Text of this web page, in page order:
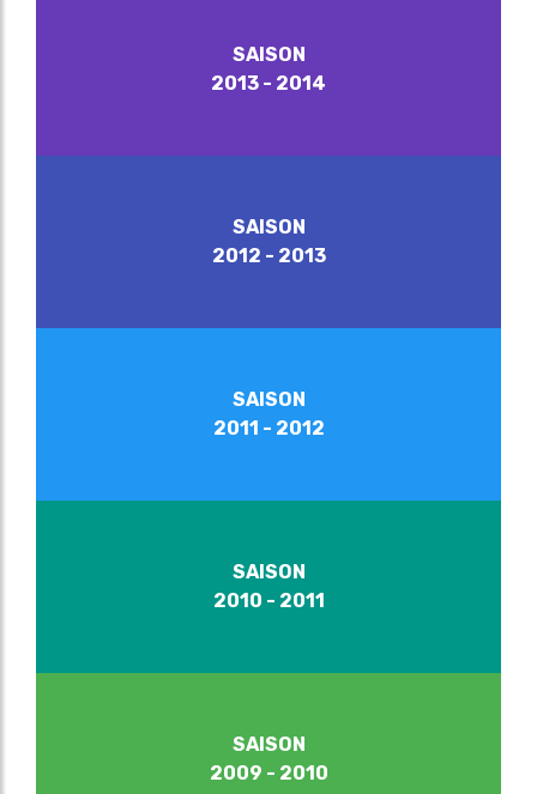
SAISON
2013 - 2014
SAISON
2012 - 2013
SAISON
2011 - 2012
SAISON
2010 - 2011
SAISON
2009 - 2010